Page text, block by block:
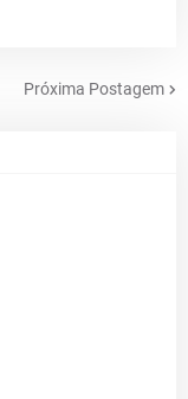
Próxima Postagem